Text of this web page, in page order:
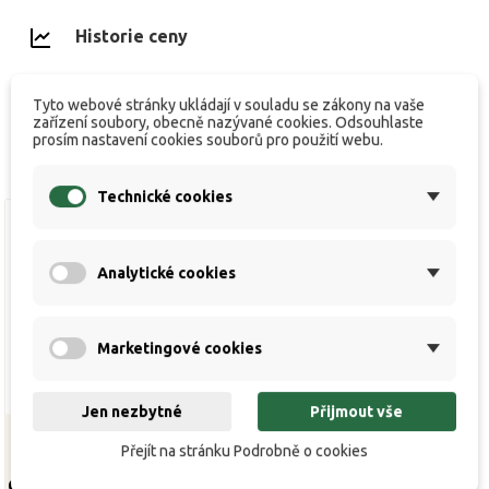
Historie ceny
Tyto webové stránky ukládají v souladu se zákony na vaše
zařízení soubory, obecně nazývané cookies. Odsouhlaste
prosím nastavení cookies souborů pro použití webu.
Technické cookies
Analytické cookies
Marketingové cookies
Jen nezbytné Přijmout vše
Přejít na stránku Podrobně o cookies